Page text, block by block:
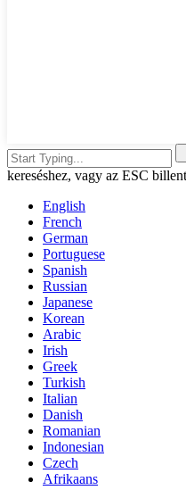
kereséshez, vagy az ESC
English
French
German
Portuguese
Spanish
Russian
Japanese
Korean
Arabic
Irish
Greek
Turkish
Italian
Danish
Romanian
Indonesian
Czech
Afrikaans